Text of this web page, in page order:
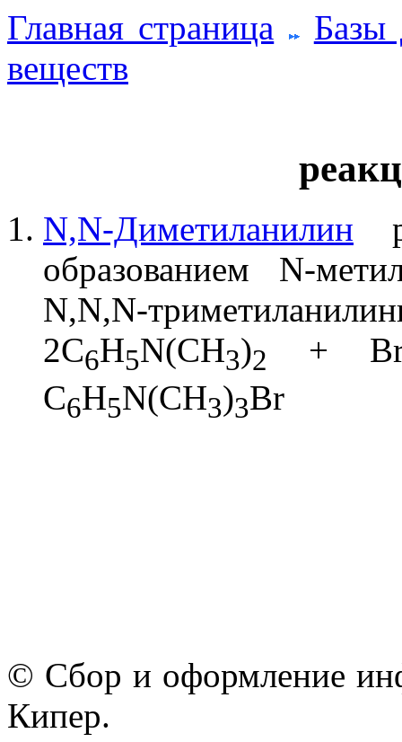
Главная страница
Базы
веществ
N,N-Диметиланилин
образованием N-
N,N,N-
2C6H5N(CH3)2
+
C6H5N(CH3)3Br
© Сбор и оформление
Кипер.